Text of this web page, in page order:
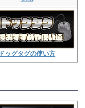
ドッグタグの使い方